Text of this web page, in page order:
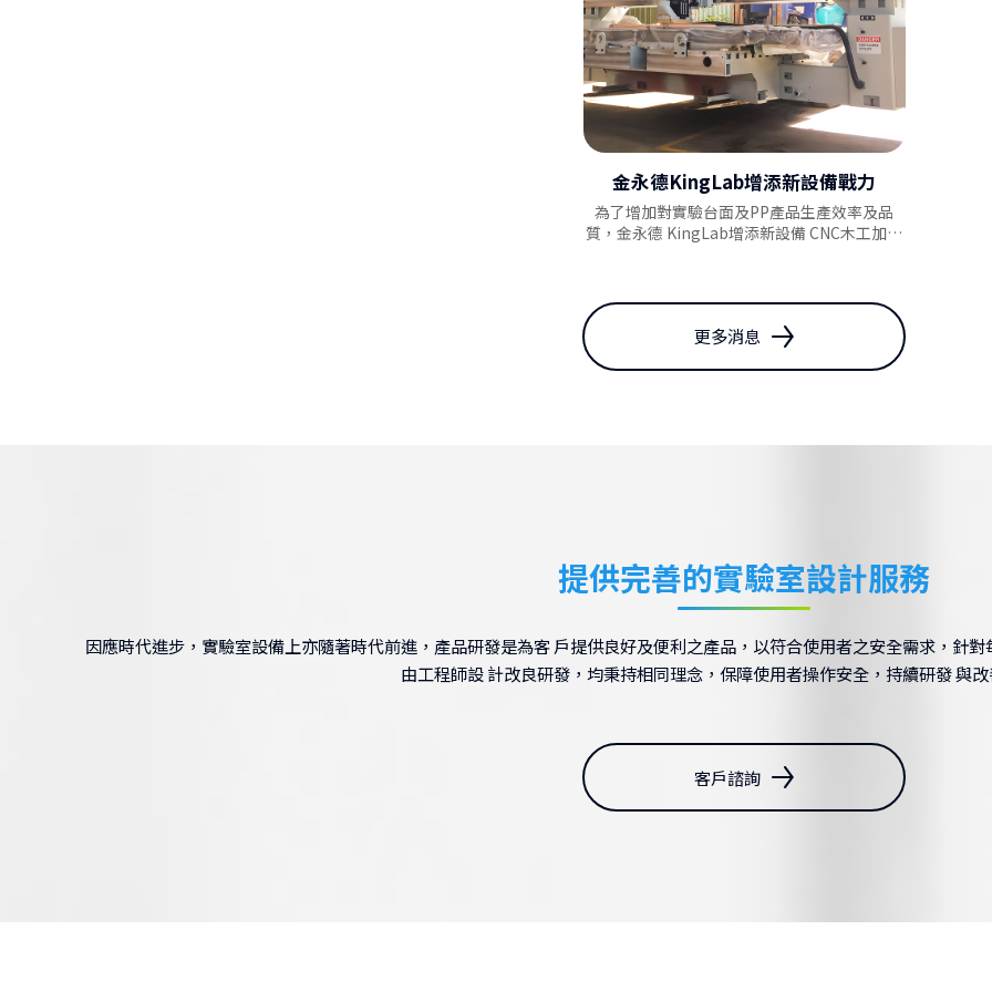
AC Fume Hood，IAC
WorkStaion Hood
金永德KingLab增添新設備戰力
為了增加對實驗台面及PP產品生產效率及品
質，金永德 KingLab增添新設備 CNC木工加工
更多消息
提供完善的實驗室設計服務
因應時代進步，實驗室設備上亦隨著時代前進，產品研發是為客 戶提供良好及便利之產品，以符合使用者之安全需求，針
由工程師設 計改良研發，均秉持相同理念，保障使用者操作安全，持續研發 與改
客戶諮詢